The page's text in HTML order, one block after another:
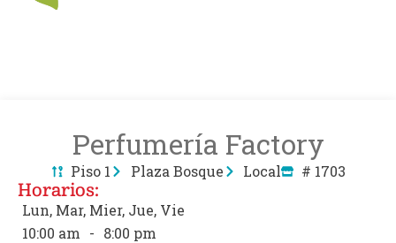
Perfumería Factory
Piso 1 Plaza Bosque Local # 1703
Horarios:
Lun, Mar, Mier, Jue, Vie
10:00 am - 8:00 pm